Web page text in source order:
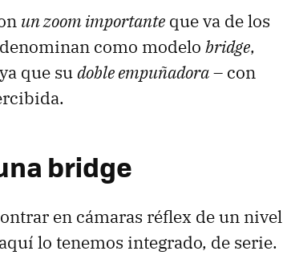
un zoom importante que va de los
como modelo bridge,
que sudoble empuñadora– con
bridge
en cámaras réflex de un nivel
lo tenemos integrado, de serie.